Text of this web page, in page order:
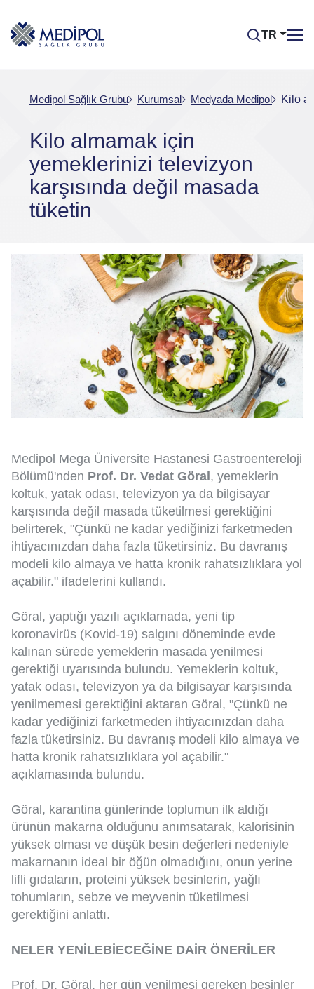
TR
Medipol Sağlık Grubu Kurumsal Medyada Medipol Kilo
Kilo almamak için
yemeklerinizi televizyon
karşısında değil masada
tüketin
Medipol Mega Üniversite Hastanesi Gastroentereloji
Bölümü'nden Prof. Dr. Vedat Göral, yemeklerin
koltuk, yatak odası, televizyon ya da bilgisayar
karşısında değil masada tüketilmesi gerektiğini
belirterek, "Çünkü ne kadar yediğinizi farketmeden
ihtiyacınızdan daha fazla tüketirsiniz. Bu davranış
modeli kilo almaya ve hatta kronik rahatsızlıklara yol
açabilir." ifadelerini kullandı.
Göral, yaptığı yazılı açıklamada, yeni tip
koronavirüs (Kovid-19) salgını döneminde evde
kalınan sürede yemeklerin masada yenilmesi
gerektiği uyarısında bulundu. Yemeklerin koltuk,
yatak odası, televizyon ya da bilgisayar karşısında
yenilmemesi gerektiğini aktaran Göral, "Çünkü ne
kadar yediğinizi farketmeden ihtiyacınızdan daha
fazla tüketirsiniz. Bu davranış modeli kilo almaya ve
hatta kronik rahatsızlıklara yol açabilir."
açıklamasında bulundu.
Göral, karantina günlerinde toplumun ilk aldığı
ürünün makarna olduğunu anımsatarak, kalorisinin
yüksek olması ve düşük besin değerleri nedeniyle
makarnanın ideal bir öğün olmadığını, onun yerine
lifli gıdaların, proteini yüksek besinlerin, yağlı
tohumların, sebze ve meyvenin tüketilmesi
gerektiğini anlattı.
NELER YENİLEBİECEĞİNE DAİR ÖNERİLER
Prof. Dr. Göral, her gün yenilmesi gereken besinler